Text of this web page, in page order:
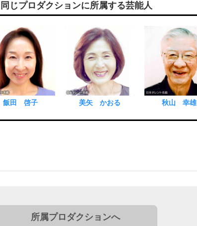
同じプロダクションに所属する芸能人
飯田 啓子 美矢 かおる 秋山 幸雄
所属プロダクションへ